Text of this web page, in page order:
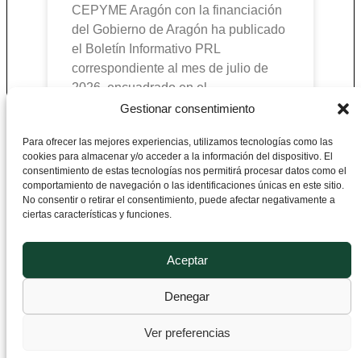
Gestionar consentimiento
Para ofrecer las mejores experiencias, utilizamos tecnologías como las
cookies para almacenar y/o acceder a la información del dispositivo. El
consentimiento de estas tecnologías nos permitirá procesar datos como el
comportamiento de navegación o las identificaciones únicas en este sitio.
No consentir o retirar el consentimiento, puede afectar negativamente a
ciertas características y funciones.
Aceptar
Denegar
Ver preferencias
CEPYME Aragón con la financiación
del Gobierno de Aragón ha publicado
el Boletín Informativo PRL
correspondiente al mes de julio de
2026, encuadrado en el
CEPYME Aragón
Departamento de Prevención de Riesgos
Plaza de Roma F-1, 2ª Planta 50010
Zaragoza, España
+34 976 76 60 60